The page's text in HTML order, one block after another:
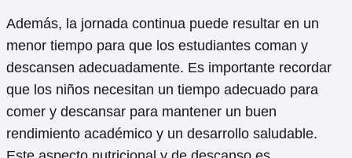
Además, la jornada continua puede resultar en un
menor tiempo para que los estudiantes coman y
descansen adecuadamente. Es importante recordar
que los niños necesitan un tiempo adecuado para
comer y descansar para mantener un buen
rendimiento académico y un desarrollo saludable.